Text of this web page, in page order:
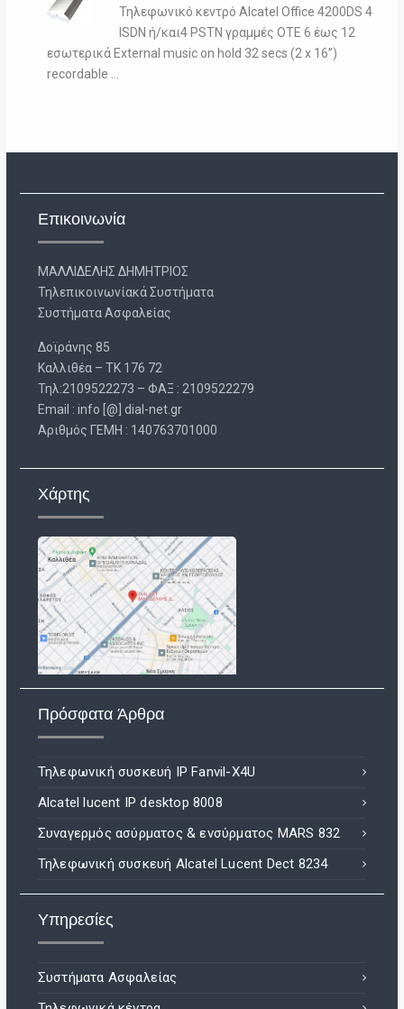
Τηλεφωνικό κεντρό Alcatel Office 4200DS 4
ISDN ή/και4 PSTN γραμμές ΟΤΕ 6 έως 12
εσωτερικά External music on hold 32 secs (2 x 16”)
recordable …
Επικοινωνία
ΜΑΛΛΙΔΕΛΗΣ ΔΗΜΗΤΡΙΟΣ
Τηλεπικοινωνίακά Συστήματα
Συστήματα Ασφαλείας
Δοϊράνης 85
Καλλιθέα – ΤΚ 176 72
Τηλ:2109522273 – ΦΑΞ : 2109522279
Email : info [@] dial-net.gr
Aριθμός ΓΕΜΗ : 140763701000
Χάρτης
Πρόσφατα Άρθρα
Τηλεφωνική συσκευή IP Fanvil-X4U
Alcatel lucent IP desktop 8008
Συναγερμός ασύρματος & ενσύρματος MARS 832
Τηλεφωνική συσκευή Alcatel Lucent Dect 8234
Υπηρεσίες
Συστήματα Ασφαλείας